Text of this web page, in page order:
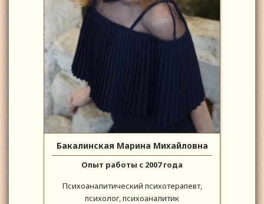
Бакалинская Марина Михайловна
Опыт работы с 2007 года
Психоаналитический психотерапевт,
психолог, психоаналитик